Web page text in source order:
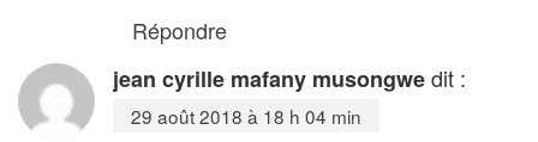
Répondre
jean cyrille mafany musongwedit :
29 août 2018 à 18 h 04 min